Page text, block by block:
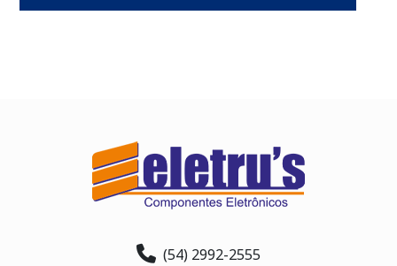
(54) 2992-2555